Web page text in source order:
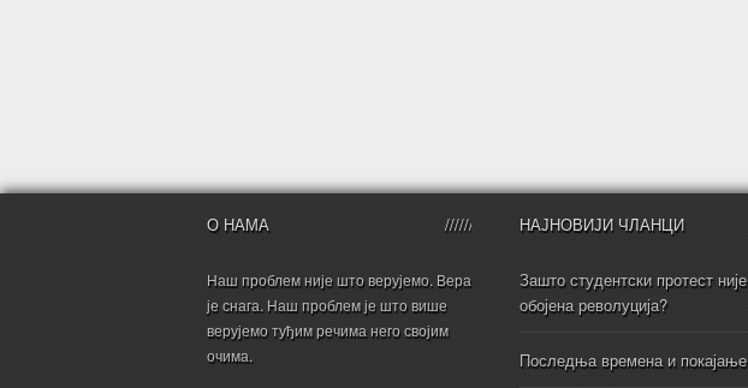
О НАМА
Наш проблем није што верујемо. Вера
је снага. Наш проблем је што више
верујемо туђим речима него својим
очима.
НАЈНОВИЈИ ЧЛАНЦИ
Зашто студентски протест није
обојена револуција?
Последња времена и покајање